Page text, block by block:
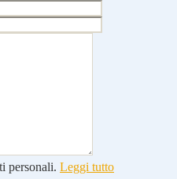
personali. Leggi tutto